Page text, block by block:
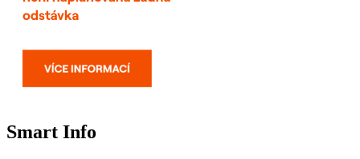
Smart Info